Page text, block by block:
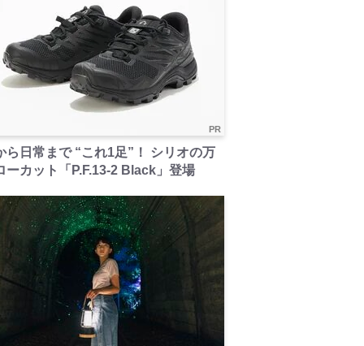
PR
ら日常まで “これ1足”！ シリオの万
ーカット「P.F.13-2 Black」登場